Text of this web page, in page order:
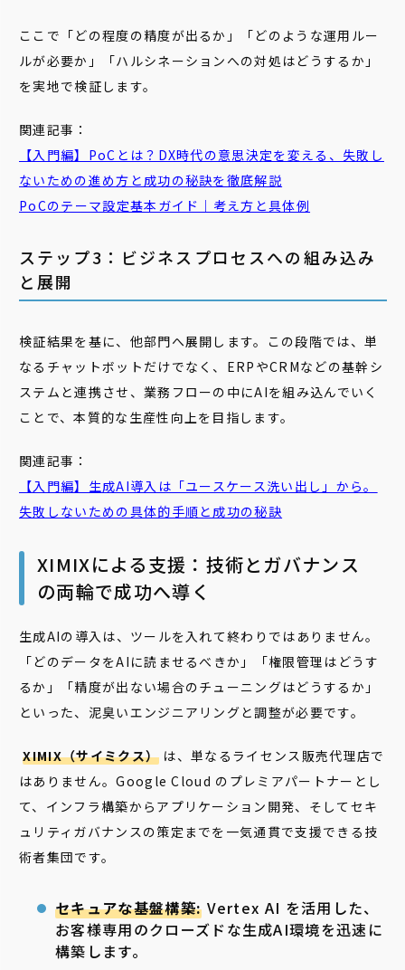
ここで「どの程度の精度が出るか」「どのような運用ルー
ルが必要か」「ハルシネーションへの対処はどうするか」
を実地で検証します。
関連記事：
【入門編】PoCとは？DX時代の意思決定を変える、失敗し
ないための進め方と成功の秘訣を徹底解説
PoCのテーマ設定基本ガイド｜考え方と具体例
ステップ3：ビジネスプロセスへの組み込み
と展開
検証結果を基に、他部門へ展開します。この段階では、単
なるチャットボットだけでなく、ERPやCRMなどの基幹シ
ステムと連携させ、業務フローの中にAIを組み込んでいく
ことで、本質的な生産性向上を目指します。
関連記事：
【入門編】生成AI導入は「ユースケース洗い出し」から。
失敗しないための具体的手順と成功の秘訣
XIMIXによる支援：技術とガバナンス
の両輪で成功へ導く
生成AIの導入は、ツールを入れて終わりではありません。
「どのデータをAIに読ませるべきか」「権限管理はどうす
るか」「精度が出ない場合のチューニングはどうするか」
といった、泥臭いエンジニアリングと調整が必要です。
XIMIX（サイミクス） は、単なるライセンス販売代理店で
はありません。Google Cloud のプレミアパートナーとし
て、インフラ構築からアプリケーション開発、そしてセキ
ュリティガバナンスの策定までを一気通貫で支援できる技
術者集団です。
セキュアな基盤構築: Vertex AI を活用した、
お客様専用のクローズドな生成AI環境を迅速に
構築します。